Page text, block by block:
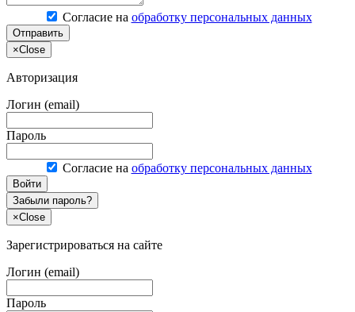
Согласие на обработку персональных данных
Отправить
×Close
Авторизация
Логин (email)
Пароль
Согласие на обработку персональных данных
Войти
Забыли пароль?
×Close
Зарегистрироваться на сайте
Логин (email)
Пароль